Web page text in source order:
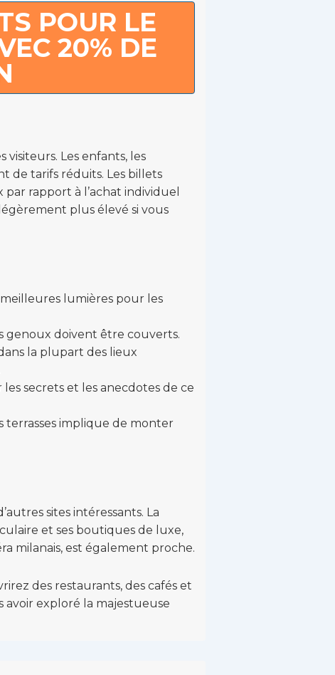
POUR LE
20% DE
Les enfants, les
de tarifs réduits. Les billets
rapport à l’achat individuel
plus élevé si vous
lumières pour les
genoux doivent être couverts.
la plupart des lieux
secrets et les anecdotes de ce
terrasses implique de monter
sites intéressants. La
et ses boutiques de luxe,
milanais, est également proche.
des restaurants, des cafés et
avoir exploré la majestueuse